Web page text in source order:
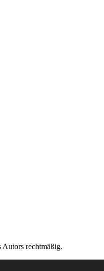
rechtmäßig.